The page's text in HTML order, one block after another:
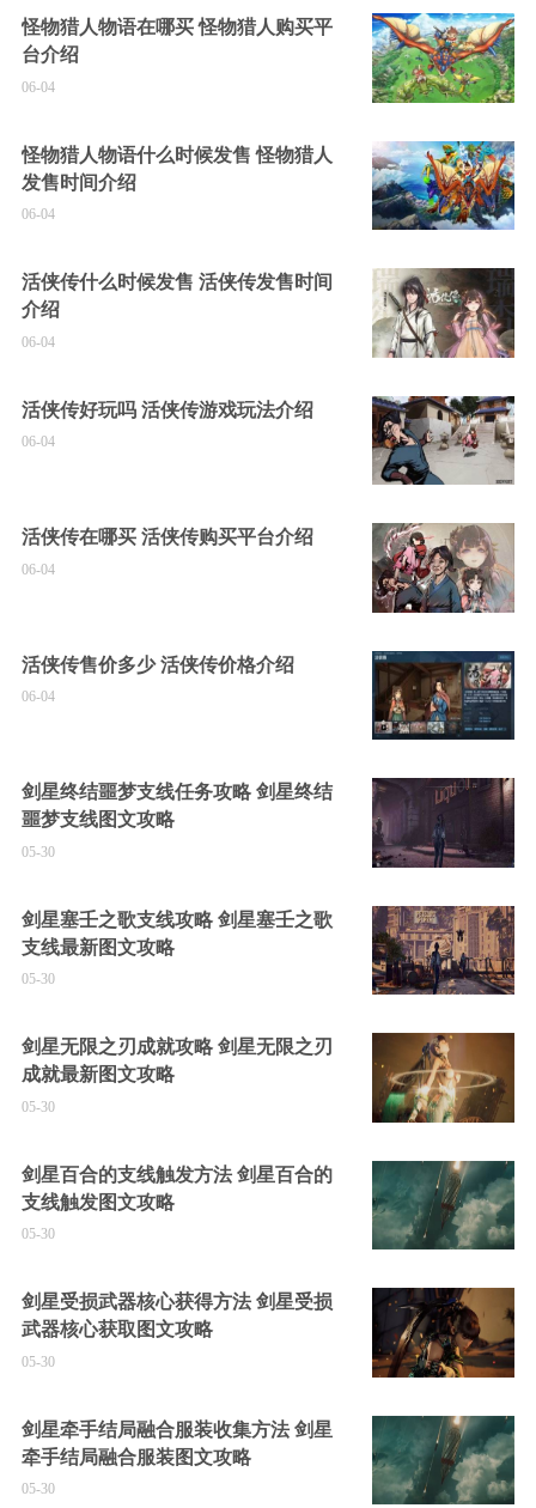
怪物猎人物语在哪买 怪物猎人购买平
台介绍
06-04
怪物猎人物语什么时候发售 怪物猎人
发售时间介绍
06-04
活侠传什么时候发售 活侠传发售时间
介绍
06-04
活侠传好玩吗 活侠传游戏玩法介绍
06-04
活侠传在哪买 活侠传购买平台介绍
06-04
活侠传售价多少 活侠传价格介绍
06-04
剑星终结噩梦支线任务攻略 剑星终结
噩梦支线图文攻略
05-30
剑星塞壬之歌支线攻略 剑星塞壬之歌
支线最新图文攻略
05-30
剑星无限之刃成就攻略 剑星无限之刃
成就最新图文攻略
05-30
剑星百合的支线触发方法 剑星百合的
支线触发图文攻略
05-30
剑星受损武器核心获得方法 剑星受损
武器核心获取图文攻略
05-30
剑星牵手结局融合服装收集方法 剑星
牵手结局融合服装图文攻略
05-30